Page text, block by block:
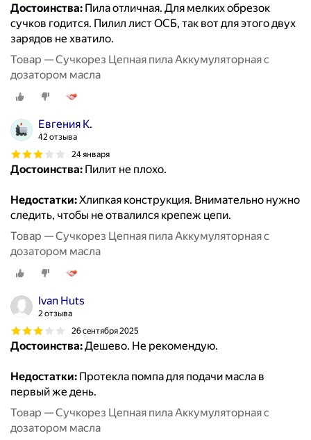
Достоинства: Пила отличная. Для мелких обрезок
сучков годится. Пилил лист ОСБ, так вот для этого двух
зарядов не хватило.
Товар — Cучкорез Цепная пила Аккумуляторная с
дозатором масла
Евгения К.
42 отзыва
24 января
Достоинства: Пилит не плохо.
Недостатки:Хлипкая конструкция. Внимательно нужно
следить, чтобы не отвалился крепеж цепи.
Товар — Cучкорез Цепная пила Аккумуляторная с
дозатором масла
Ivan Huts
2 отзыва
26 сентября 2025
Достоинства:Дешево. Не рекомендую.
Недостатки: Протекла помпа для подачи масла в
первый же день.
Товар — Cучкорез Цепная пила Аккумуляторная с
дозатором масла